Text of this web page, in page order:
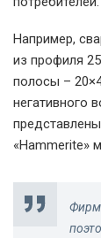
Например,
из профиля
полосы –
негативного
«Hammerite»